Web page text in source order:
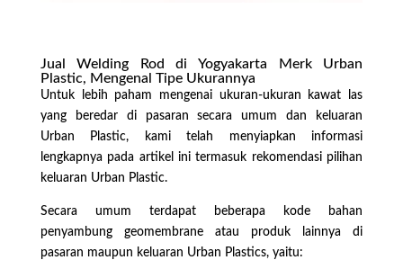
Jual Welding Rod di Yogyakarta Merk Urban
Plastic, Mengenal Tipe Ukurannya
Untuk lebih paham mengenai ukuran-ukuran kawat las
yang beredar di pasaran secara umum dan keluaran
Urban Plastic, kami telah menyiapkan informasi
lengkapnya pada artikel ini termasuk rekomendasi pilihan
keluaran Urban Plastic.
Secara umum terdapat beberapa kode bahan
penyambung geomembrane atau produk lainnya di
pasaran maupun keluaran Urban Plastics, yaitu: